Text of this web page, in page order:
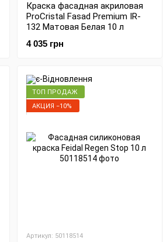
Краска фасадная акриловая
ProCristal Fasad Premium IR-
132 Матовая Белая 10 л
4 035 грн
ТОП ПРОДАЖ
АКЦИЯ −10%
Артикул: 50118514